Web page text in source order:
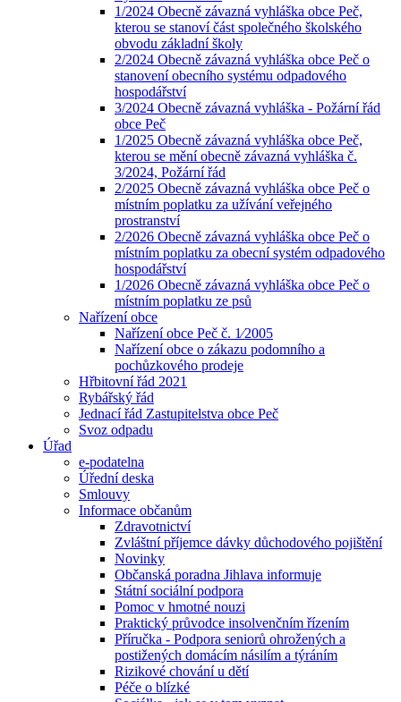
1/2024 Obecně závazná vyhláška obce Peč,
kterou se stanoví část společného školského
obvodu základní školy
2/2024 Obecně závazná vyhláška obce Peč o
stanovení obecního systému odpadového
hospodářství
3/2024 Obecně závazná vyhláška - Požární řád
obce Peč
1/2025 Obecně závazná vyhláška obce Peč,
kterou se mění obecně závazná vyhláška č.
3/2024, Požární řád
2/2025 Obecně závazná vyhláška obce Peč o
místním poplatku za užívání veřejného
prostranství
2/2026 Obecně závazná vyhláška obce Peč o
místním poplatku za obecní systém odpadového
hospodářství
1/2026 Obecně závazná vyhláška obce Peč o
místním poplatku ze psů
Nařízení obce
Nařízení obce Peč č. 1⁄2005
Nařízení obce o zákazu podomního a
pochůzkového prodeje
Hřbitovní řád 2021
Rybářský řád
Jednací řád Zastupitelstva obce Peč
Svoz odpadu
Úřad
e-podatelna
Úřední deska
Smlouvy
Informace občanům
Zdravotnictví
Zvláštní příjemce dávky důchodového pojištění
Novinky
Občanská poradna Jihlava informuje
Státní sociální podpora
Pomoc v hmotné nouzi
Praktický průvodce insolvenčním řízením
Příručka - Podpora seniorů ohrožených a
postižených domácím násilím a týráním
Rizikové chování u dětí
Péče o blízké